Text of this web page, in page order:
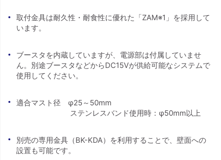
取付金具は耐久性・耐食性に優れた「ZAM※1」を採用して
います。
ブースタを内蔵していますが、電源部は付属していませ
ん。別途ブースタなどからDC15Vが供給可能なシステムで
使用してください。
適合マスト径 φ25～50mm
ステンレスバンド使用時：φ50mm以上
別売の専用金具（BK-KDA）を利用することで、壁面への
設置も可能です。